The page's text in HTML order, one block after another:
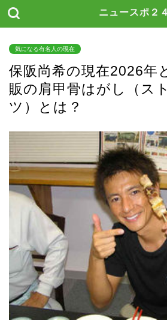
ニュースポ２４
気になる有名人の現在
保阪尚希の現在2026年
販の肩甲骨はがし（ス
ツ）とは？